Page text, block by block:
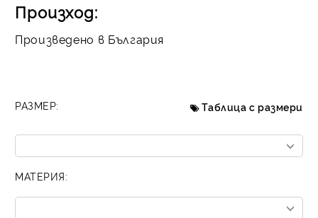
Произход:
Произведено в България
РАЗМЕР: Таблица с размери
МАТЕРИЯ: